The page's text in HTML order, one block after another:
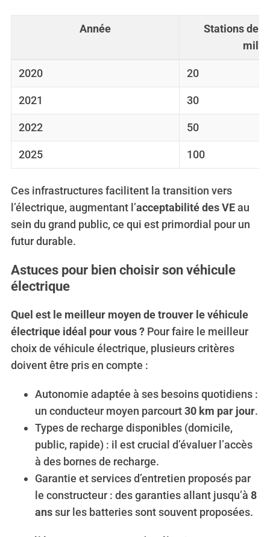
Année
Stations de
2020 20
2021 30
2022 50
2025 100
Ces infrastructures facilitent la transition vers
l’électrique, augmentant l’acceptabilité des VEau
sein du grand public, ce qui est primordial pour un
futur durable.
Astuces pour bien choisir son véhicule
électrique
Quel est le meilleur moyen de trouver le véhicule
électrique idéal pour vous ?Pour faire le meilleur
choix de véhicule électrique, plusieurs critères
doivent être pris en compte :
Autonomie adaptée à ses besoins quotidiens :
un conducteur moyen parcourt30 km par jour.
Types de recharge disponibles (domicile,
public, rapide) : il est crucial d’évaluer l’accès
à des bornes de recharge.
Garantie et services d’entretien proposés par
le constructeur : des garanties allant jusqu’à 8
anssur les batteries sont souvent proposées.